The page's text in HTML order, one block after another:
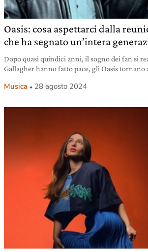
Oasis: cosa aspettarci dalla
che ha segnato un’intera
Dopo quasi quindici anni, il sogno dei fan si
Gallagher hanno fatto pace, gli Oasis tornano
Musica 28 agosto 2024